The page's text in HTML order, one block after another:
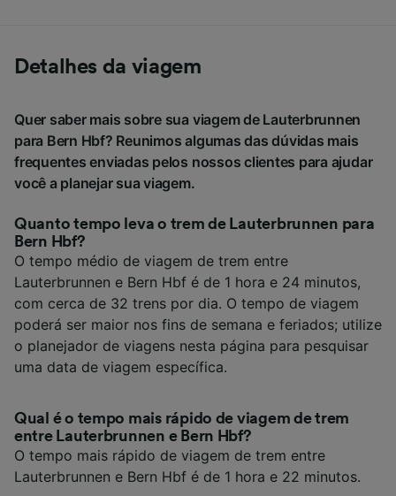
Detalhes da viagem
Quer saber mais sobre sua viagem de Lauterbrunnen
para Bern Hbf? Reunimos algumas das dúvidas mais
frequentes enviadas pelos nossos clientes para ajudar
você a planejar sua viagem.
Quanto tempo leva o trem de Lauterbrunnen para
Bern Hbf?
O tempo médio de viagem de trem entre
Lauterbrunnen e Bern Hbf é de 1 hora e 24 minutos,
com cerca de 32 trens por dia. O tempo de viagem
poderá ser maior nos fins de semana e feriados; utilize
o planejador de viagens nesta página para pesquisar
uma data de viagem específica.
Qual é o tempo mais rápido de viagem de trem
entre Lauterbrunnen e Bern Hbf?
O tempo mais rápido de viagem de trem entre
Lauterbrunnen e Bern Hbf é de 1 hora e 22 minutos.